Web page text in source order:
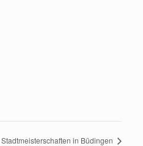
Stadtmeisterschaften in Büdingen